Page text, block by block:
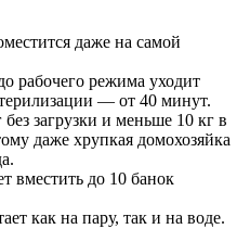
даже на самой
рабочего режима уходит
— от 40 минут.
без загрузки и меньше 10 кг в
даже хрупкая домохозяйка
вместить до 10 банок
как на пару, так и на воде.